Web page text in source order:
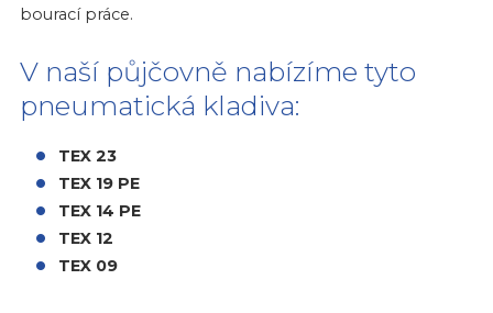
bourací práce.
V naší půjčovně nabízíme tyto
pneumatická kladiva:
TEX 23
TEX 19 PE
TEX 14 PE
TEX 12
TEX 09